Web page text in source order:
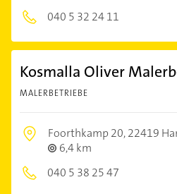
040 5 32 24 11
Kosmalla Oliver
MALERBETRIEBE
Foorthkamp 20,22419
6,4 km
040 5 38 25 47